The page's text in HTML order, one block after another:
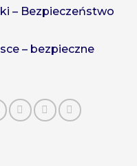
– Bezpieczeństwo
– bezpieczne